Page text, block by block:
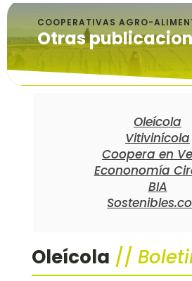
COOPERATIVAS AGRO-
Otras
Oleícola
Vitivinícola
Coopera en
Econonomía
BIA
Oleícola //